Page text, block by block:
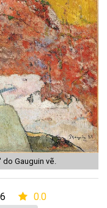
Gauguin vẽ.
0.0